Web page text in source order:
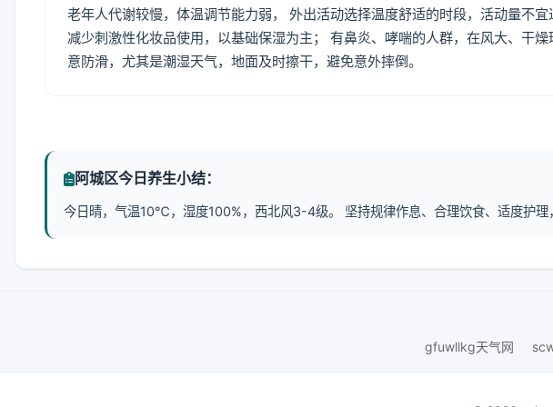
老年人代谢较慢，体温调节能力弱， 外出活动选择温度舒适的时段，活动量不
减少刺激性化妆品使用，以基础保湿为主； 有鼻炎、哮喘的人群，在风大、干
意防滑，尤其是潮湿天气，地面及时擦干，避免意外摔倒。
阿城区今日养生小结：
今日晴，气温10℃，湿度100%，西北风3-4级。 坚持规律作息、合理饮食、适度护理
gfuwllkg天气网